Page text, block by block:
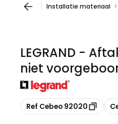
Installatie materiaal
LEGRAND -
niet
Kopiëren
Ref Cebeo 92020